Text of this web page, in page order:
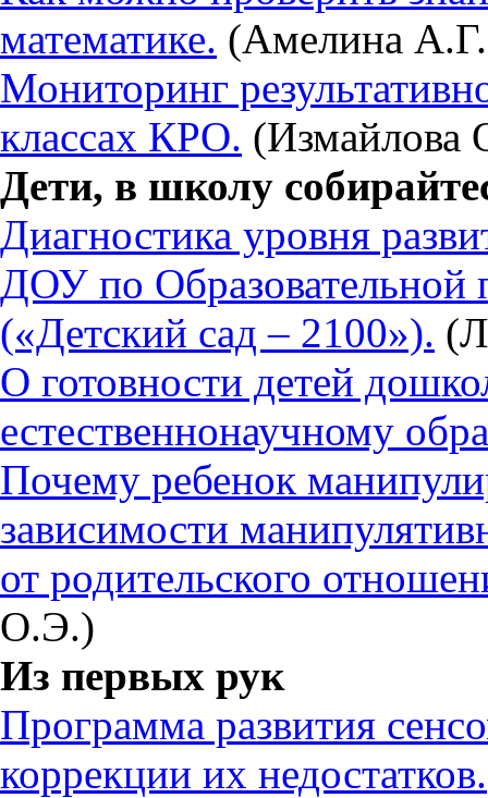
математике. (Амелина
Мониторинг
классах КРО. (Измайлова
Дети, в школу
Диагностика уровня
ДОУ по
(«Детский сад – 2100»).
О готовности детей
естественнонаучному
Почему ребенок
зависимости
от родительского
О.Э.)
Из первых рук
Программа развития
коррекции их недостатков.